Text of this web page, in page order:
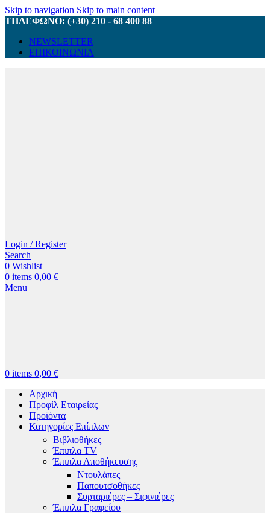
Skip to navigation Skip to main content
ΤΗΛΕΦΩΝΟ: (+30) 210 - 68 400 88
NEWSLETTER
ΕΠΙΚΟΙΝΩΝΙΑ
Login / Register
Search
0 Wishlist
0 items 0,00 €
Menu
0 items 0,00 €
Αρχική
Προφίλ Εταιρείας
Προϊόντα
Κατηγορίες Επίπλων
Βιβλιοθήκες
Έπιπλα TV
Έπιπλα Αποθήκευσης
Ντουλάπες
Παπουτσοθήκες
Συρταριέρες – Σιφινιέρες
Έπιπλα Γραφείου